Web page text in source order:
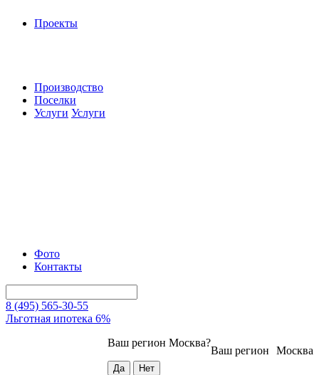
Проекты
Производство
Поселки
Услуги Услуги
Фото
Контакты
8 (495) 565-30-55
Льготная ипотека 6%
Москва
Ваш регион
Ваш регион Москва?